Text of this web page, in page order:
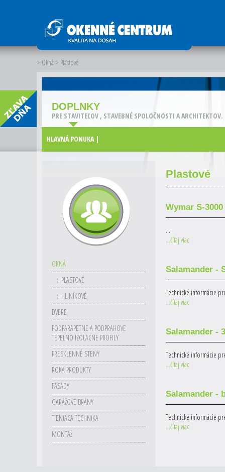
> Okná > Plastové
DOPLNKY
PRE STAVITEĽOV , STAVEBNÉ SPOLOČNOSTI A ARCHITEKTOV.
HLAVNÁ PONUKA |
OKNÁ
:: PLASTOVÉ
:: HLINÍKOVÉ
DVERE
PODPARAPETNE A PODPRAHOVE
TEPELNO IZOLACNE PROFILY
PRESKLENNÉ STENY
ROKA PRODUKTY
FASÁDY
GARÁŽOVÉ BRÁNY
TIENIACA TECHNIKA
MONTÁŽ
Plastové
Wymar S-
...
...čítaj viac
Salamander -
Technické informácie
...čítaj viac
Salamander -
Technické informácie
...čítaj viac
Salamander -
Technické informácie
...čítaj viac